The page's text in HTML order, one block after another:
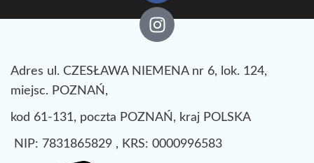
Adres ul. CZESŁAWA NIEMENA nr 6, lok. 124,
miejsc. POZNAŃ,
kod 61-131, poczta POZNAŃ, kraj POLSKA
NIP: 7831865829 , KRS: 0000996583